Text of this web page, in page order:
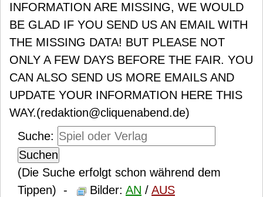
INFORMATION ARE MISSING, WE WOULD
BE GLAD IF YOU SEND US AN EMAIL WITH
THE MISSING DATA! BUT PLEASE NOT
ONLY A FEW DAYS BEFORE THE FAIR. YOU
CAN ALSO SEND US MORE EMAILS AND
UPDATE YOUR INFORMATION HERE THIS
WAY.(redaktion@cliquenabend.de)
Suche:
(Die Suche erfolgt schon während dem
Tippen) -
Bilder: AN / AUS